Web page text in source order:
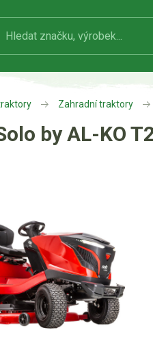
Zahradní traktory
by AL-KO